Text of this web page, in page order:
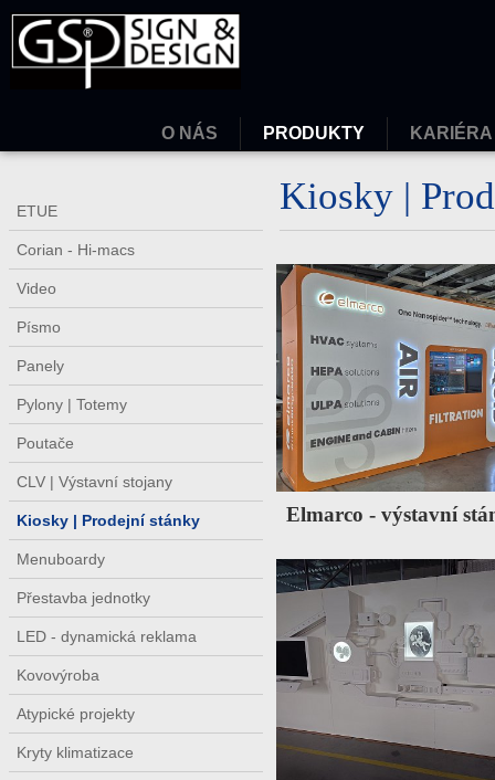
O NÁS PRODUKTY KARIÉRA
ETUE
Corian - Hi-macs
Video
Písmo
Panely
Pylony | Totemy
Poutače
CLV | Výstavní stojany
Kiosky | Prodejní stánky
Menuboardy
Přestavba jednotky
LED - dynamická reklama
Kovovýroba
Atypické projekty
Kryty klimatizace
Kiosky |
Elmarco - výstavní